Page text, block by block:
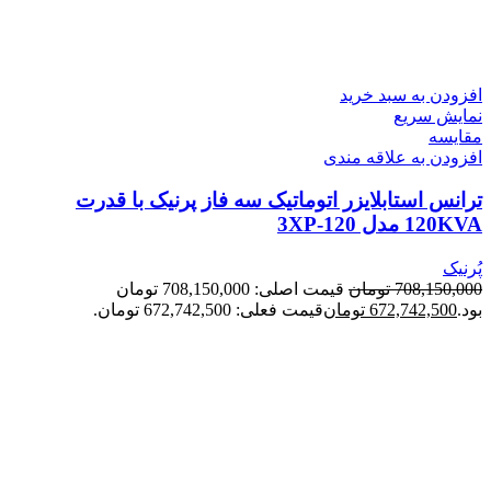
افزودن به سبد خرید
نمایش سریع
مقايسه
افزودن به علاقه مندی
ترانس استابلایزر اتوماتیک سه فاز پرنیک با قدرت
120KVA مدل 3XP-120
پُرنیک
708,150,000 تومان
قیمت اصلی: 708,150,000 تومان
بود.672,742,500 تومانقیمت فعلی: 672,742,500 تومان.